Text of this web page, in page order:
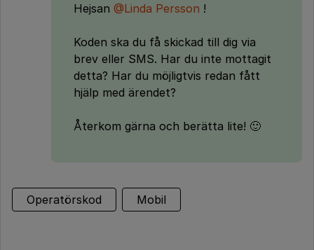
Hejsan @Linda Persson !
Koden ska du få skickad till dig via
brev eller SMS. Har du inte mottagit
detta? Har du möjligtvis redan fått
hjälp med ärendet?
Återkom gärna och berätta lite! 🙂
Operatörskod Mobil